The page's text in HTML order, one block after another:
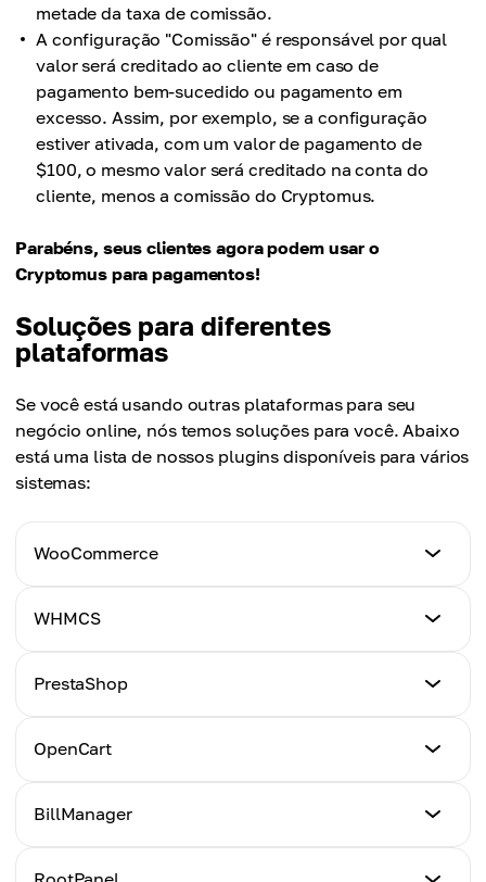
metade da taxa de comissão.
A configuração "Comissão" é responsável por qual
valor será creditado ao cliente em caso de
pagamento bem-sucedido ou pagamento em
excesso. Assim, por exemplo, se a configuração
estiver ativada, com um valor de pagamento de
$100, o mesmo valor será creditado na conta do
cliente, menos a comissão do Cryptomus.
Parabéns, seus clientes agora podem usar o
Cryptomus para pagamentos!
Soluções para diferentes
plataformas
Se você está usando outras plataformas para seu
negócio online, nós temos soluções para você. Abaixo
está uma lista de nossos plugins disponíveis para vários
sistemas:
WooCommerce
Tutorial
WHMCS
Tutorial
Clique aqui
PrestaShop
Tutorial
Clique aqui
OpenCart
Tutorial
Clique aqui
BillManager
Tutorial